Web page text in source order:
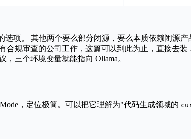
项。
其他两个要么部分闭源，要么本质依赖闭源产
合规审查的公司工作，这篇可以到此为止，直接去装
三个环境变量就能指向 Ollama。
，定位极简。可以把它理解为"代码生成领域的